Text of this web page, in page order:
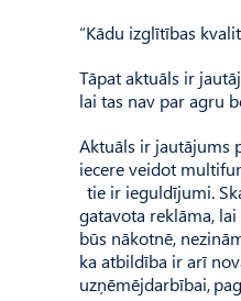
“Kādu izglītības
Tāpat aktuāls ir
lai tas nav par agru
Aktuāls ir jautājums
iecere veidot
tie ir ieguldījumi.
gatavota reklāma,
būs nākotnē,
ka atbildība ir arī
uzņēmējdarbībai,